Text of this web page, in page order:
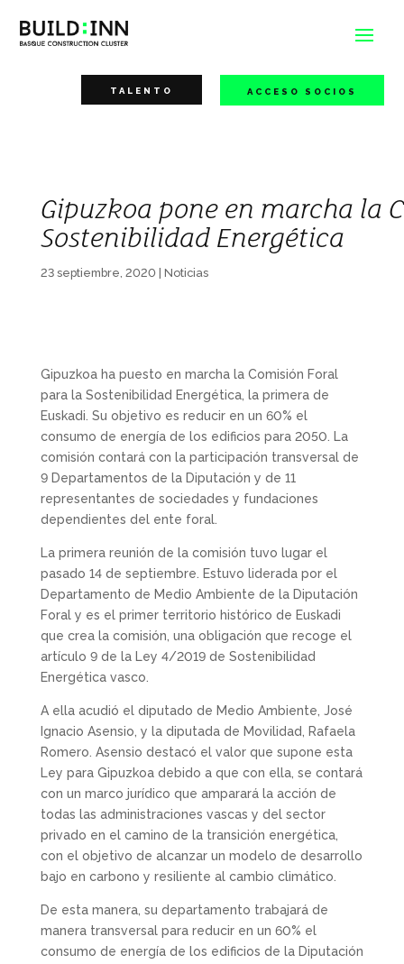
TALENTO ACCESO SOCIOS
Gipuzkoa pone en marcha la
Sostenibilidad Energética
23 septiembre, 2020| Noticias
Gipuzkoa ha puesto en marcha la Comisión Foral
para la Sostenibilidad Energética, la primera de
Euskadi. Su objetivo es reducir en un 60% el
consumo de energía de los edificios para 2050. La
comisión contará con la participación transversal de
9 Departamentos de la Diputación y de 11
representantes de sociedades y fundaciones
dependientes del ente foral.
La primera reunión de la comisión tuvo lugar el
pasado 14 de septiembre. Estuvo liderada por el
Departamento de Medio Ambiente de la Diputación
Foral y es el primer territorio histórico de Euskadi
que crea la comisión, una obligación que recoge el
artículo 9 de la Ley 4/2019 de Sostenibilidad
Energética vasco.
A ella acudió el diputado de Medio Ambiente, José
Ignacio Asensio, y la diputada de Movilidad, Rafaela
Romero. Asensio destacó el valor que supone esta
Ley para Gipuzkoa debido a que con ella, se contará
con un marco jurídico que amparará la acción de
todas las administraciones vascas y del sector
privado en el camino de la transición energética,
con el objetivo de alcanzar un modelo de desarrollo
bajo en carbono y resiliente al cambio climático.
De esta manera, su departamento trabajará de
manera transversal para reducir en un 60% el
consumo de energía de los edificios de la Diputación